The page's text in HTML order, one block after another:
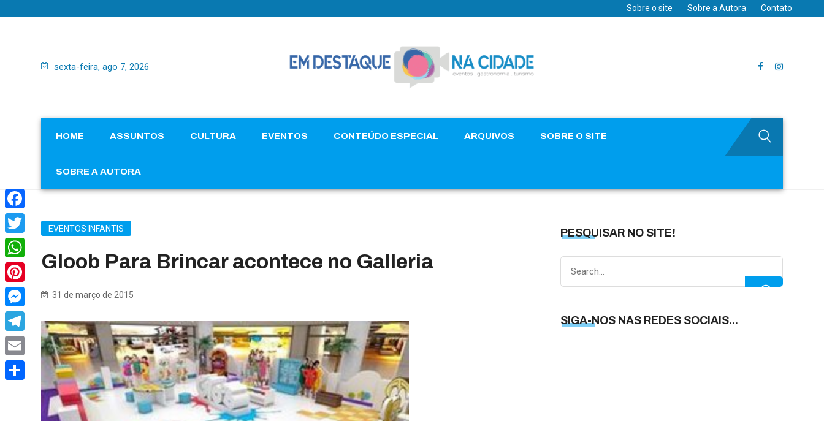
Sobre o site Sobre a Autora Contato
sexta-feira, ago 7, 2026
HOME ASSUNTOS CULTURA EVENTOS CONTEÚDO ESPECIAL ARQUIVOS SOBRE O SITE
SOBRE A AUTORA
EVENTOS INFANTIS
Gloob Para Brincar acontece no Galleria
31 de março de 2015
PESQUISAR NO SITE!
SIGA-NOS NAS REDES SOCIAIS...
Facebook
Twitter
WhatsApp
Pinterest
Messenger
Telegram
Email